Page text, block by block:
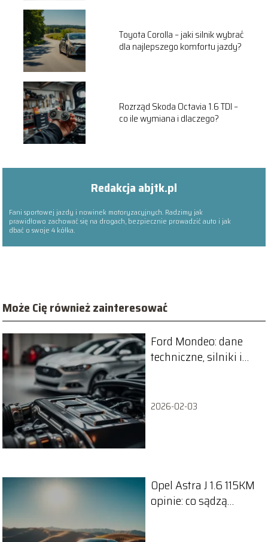
Toyota Corolla – jaki silnik wybrać
dla najlepszego komfortu jazdy?
Rozrząd Skoda Octavia 1.6 TDI –
co ile wymiana i dlaczego?
Redakcja abjtk.pl
Fani sportowej jazdy i nowinek motoryzacyjnych. Radzimy jak
prawidłowo zachować się na drogach, bezpiecznie prowadzić auto i jak
dbać o swoje 4 kółka.
Może Cię również zainteresować
Ford Mondeo: dane
techniczne, silniki i
2026-02-03
Opel Astra J 1.6 115KM
opinie: co sądzą